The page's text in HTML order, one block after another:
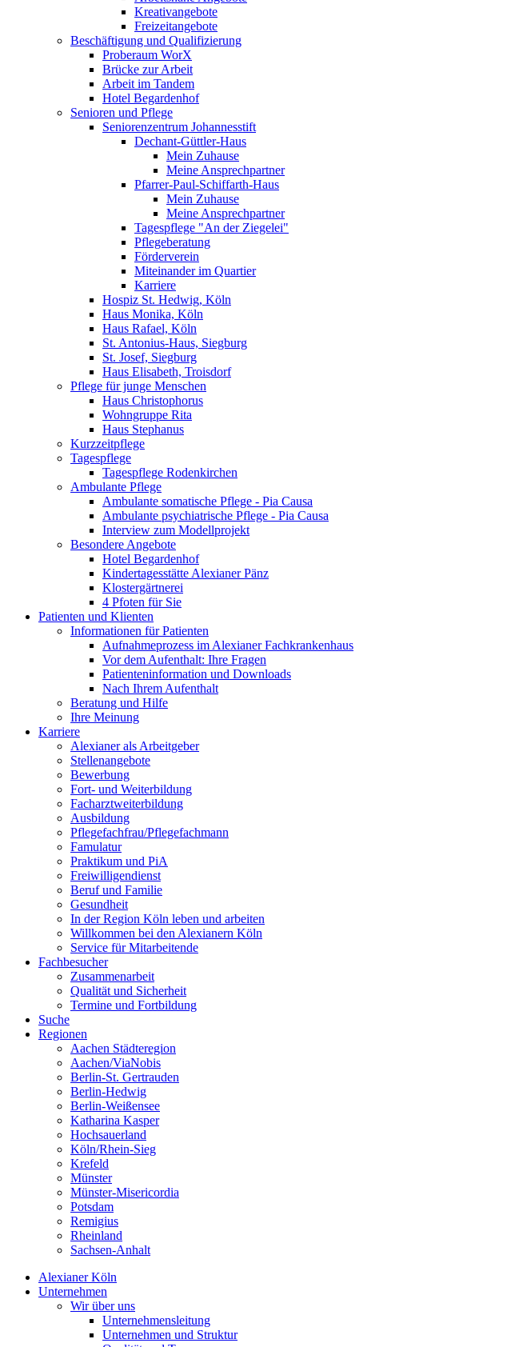
Kreativangebote
Freizeitangebote
Beschäftigung und Qualifizierung
Proberaum WorX
Brücke zur Arbeit
Arbeit im Tandem
Hotel Begardenhof
Senioren und Pflege
Seniorenzentrum Johannesstift
Dechant-Güttler-Haus
Mein Zuhause
Meine Ansprechpartner
Pfarrer-Paul-Schiffarth-Haus
Mein Zuhause
Meine Ansprechpartner
Tagespflege "An der Ziegelei"
Pflegeberatung
Förderverein
Miteinander im Quartier
Karriere
Hospiz St. Hedwig, Köln
Haus Monika, Köln
Haus Rafael, Köln
St. Antonius-Haus, Siegburg
St. Josef, Siegburg
Haus Elisabeth, Troisdorf
Pflege für junge Menschen
Haus Christophorus
Wohngruppe Rita
Haus Stephanus
Kurzzeitpflege
Tagespflege
Tagespflege Rodenkirchen
Ambulante Pflege
Ambulante somatische Pflege - Pia Causa
Ambulante psychiatrische Pflege - Pia Causa
Interview zum Modellprojekt
Besondere Angebote
Hotel Begardenhof
Kindertagesstätte Alexianer Pänz
Klostergärtnerei
4 Pfoten für Sie
Patienten und Klienten
Informationen für Patienten
Aufnahmeprozess im Alexianer Fachkrankenhaus
Vor dem Aufenthalt: Ihre Fragen
Patienteninformation und Downloads
Nach Ihrem Aufenthalt
Beratung und Hilfe
Ihre Meinung
Karriere
Alexianer als Arbeitgeber
Stellenangebote
Bewerbung
Fort- und Weiterbildung
Facharztweiterbildung
Ausbildung
Pflegefachfrau/Pflegefachmann
Famulatur
Praktikum und PiA
Freiwilligendienst
Beruf und Familie
Gesundheit
In der Region Köln leben und arbeiten
Willkommen bei den Alexianern Köln
Service für Mitarbeitende
Fachbesucher
Zusammenarbeit
Qualität und Sicherheit
Termine und Fortbildung
Suche
Regionen
Aachen Städteregion
Aachen/ViaNobis
Berlin-St. Gertrauden
Berlin-Hedwig
Berlin-Weißensee
Katharina Kasper
Hochsauerland
Köln/Rhein-Sieg
Krefeld
Münster
Münster-Misericordia
Potsdam
Remigius
Rheinland
Sachsen-Anhalt
Alexianer Köln
Unternehmen
Wir über uns
Unternehmensleitung
Unternehmen und Struktur